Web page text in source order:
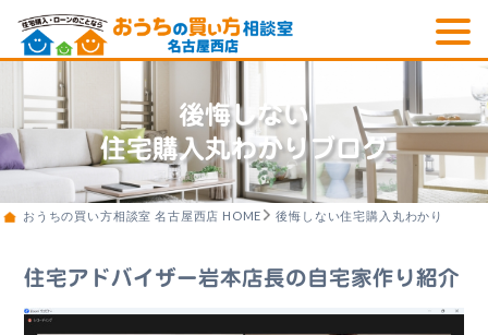
後悔しない
住宅購入丸わかりブログ
おうちの買い方相談室 名古屋西店 HOME 後悔しない住宅購入丸わかりブログ
住宅アドバイザー岩本店長の自宅家作り紹介